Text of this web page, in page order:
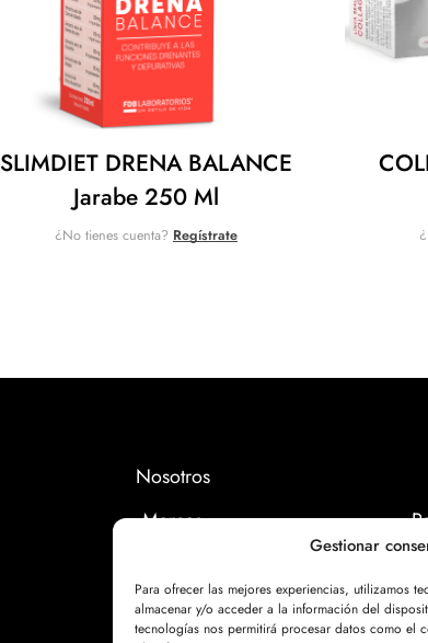
Gestionar
Para ofrecer las mejores experiencias, utilizamos
almacenar y/o acceder a la información del
tecnologías nos permitirá procesar datos como el
SLIMDIET DRENA BALANCE
Jarabe 250 Ml
¿No tienes cuenta? Regístrate
Nosotros
Marcas
Noticias